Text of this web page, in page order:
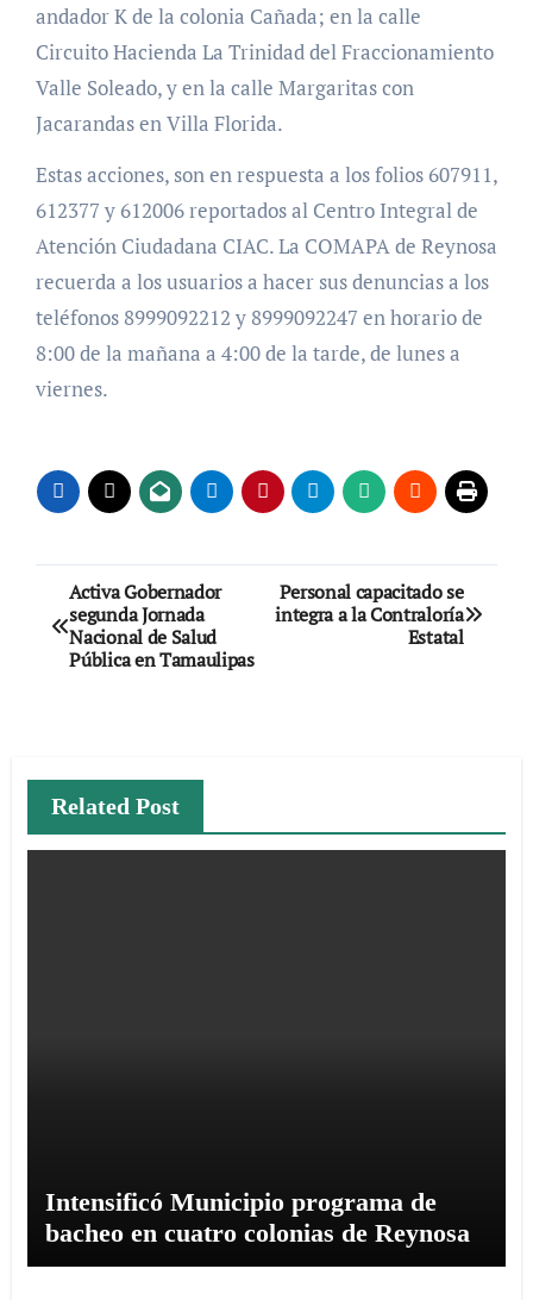
andador K de la colonia Cañada; en la calle
Circuito Hacienda La Trinidad del Fraccionamiento
Valle Soleado, y en la calle Margaritas con
Jacarandas en Villa Florida.
Estas acciones, son en respuesta a los folios 607911,
612377 y 612006 reportados al Centro Integral de
Atención Ciudadana CIAC. La COMAPA de Reynosa
recuerda a los usuarios a hacer sus denuncias a los
teléfonos 8999092212 y 8999092247 en horario de
8:00 de la mañana a 4:00 de la tarde, de lunes a
viernes.
Navegación
de
Activa Gobernador
segunda Jornada
Nacional de Salud
Pública en Tamaulipas
Personal capacitado se
integra a la Contraloría
Estatal
Related Post
Intensificó Municipio programa de
bacheo en cuatro colonias de Reynosa